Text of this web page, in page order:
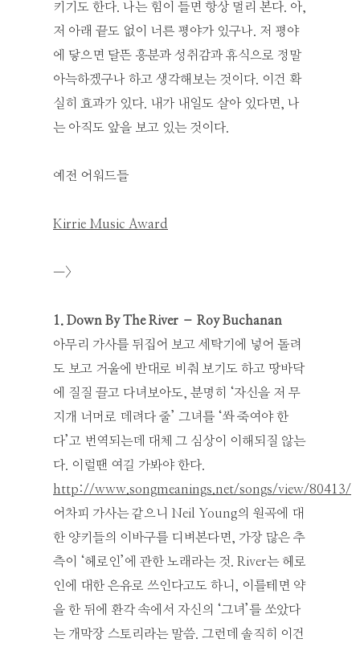
키기도 한다. 나는 힘이 들면 항상 멀리 본다. 아,
저 아래 끝도 없이 너른 평야가 있구나. 저 평야
에 닿으면 달뜬 흥분과 성취감과 휴식으로 정말
아늑하겠구나 하고 생각해보는 것이다. 이건 확
실히 효과가 있다. 내가 내일도 살아 있다면, 나
는 아직도 앞을 보고 있는 것이다.
예전 어워드들
Kirrie Music Award
—>
1. Down By The River – Roy Buchanan
아무리 가사를 뒤집어 보고 세탁기에 넣어 돌려
도 보고 거울에 반대로 비춰 보기도 하고 땅바닥
에 질질 끌고 다녀보아도, 분명히 ‘자신을 저 무
지개 너머로 데려다 줄’ 그녀를 ‘쏴 죽여야 한
다’고 번역되는데 대체 그 심상이 이해되질 않는
다. 이럴땐 여길 가봐야 한다.
http://www.songmeanings.net/songs/view/80413/
어차피 가사는 같으니 Neil Young의 원곡에 대
한 양키들의 이바구를 디벼본다면, 가장 많은 추
측이 ‘헤로인’에 관한 노래라는 것. River는 헤로
인에 대한 은유로 쓰인다고도 하니, 이를테면 약
을 한 뒤에 환각 속에서 자신의 ‘그녀’를 쏘았다
는 개막장 스토리라는 말씀. 그런데 솔직히 이건